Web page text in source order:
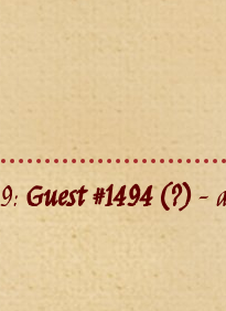
Guest #1494 (?)-